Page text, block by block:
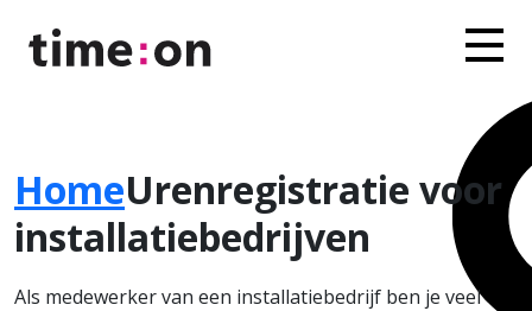
HomeUrenregistratie voor
installatiebedrijven
Als medewerker van een installatiebedrijf ben je veel